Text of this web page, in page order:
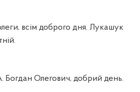
всім доброго дня. Лукашук
Олегович, добрий день.